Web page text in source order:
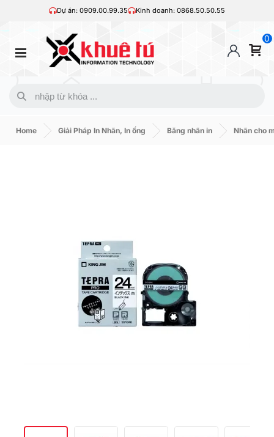
Dự án: 0909.00.99.35 Kinh doanh: 0868.50.50.55
0
Home Giải Pháp In Nhãn, In ống Băng nhãn in Nhãn cho